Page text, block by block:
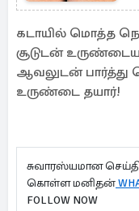
கடாயில் மொத்த
சூடுடன்
ஆவலுடன் பார்த்து
உருண்டை தயார்!
சுவாரஸ்யமான
கொள்ள மனிதன்
FOLLOW NOW